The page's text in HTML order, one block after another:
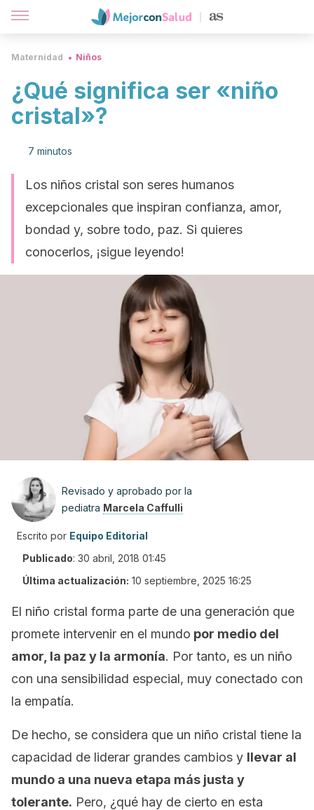
Maternidad Niños
¿Qué significa ser «niño
cristal»?
7 minutos
Los niños cristal son seres humanos
excepcionales que inspiran confianza, amor,
bondad y, sobre todo, paz. Si quieres
conocerlos, ¡sigue leyendo!
Revisado y aprobado por la
pediatra Marcela Caffulli
Escrito por Equipo Editorial
Publicado: 30 abril, 2018 01:45
Última actualización: 10 septiembre, 2025 16:25
El niño cristal forma parte de una generación que
promete intervenir en el mundo por medio del
amor, la paz y la armonía. Por tanto, es un niño
con una sensibilidad especial, muy conectado con
la empatía.
De hecho, se considera que un niño cristal tiene la
capacidad de liderar grandes cambios y llevar al
mundo a una nueva etapa más justa y
tolerante. Pero, ¿qué hay de cierto en esta